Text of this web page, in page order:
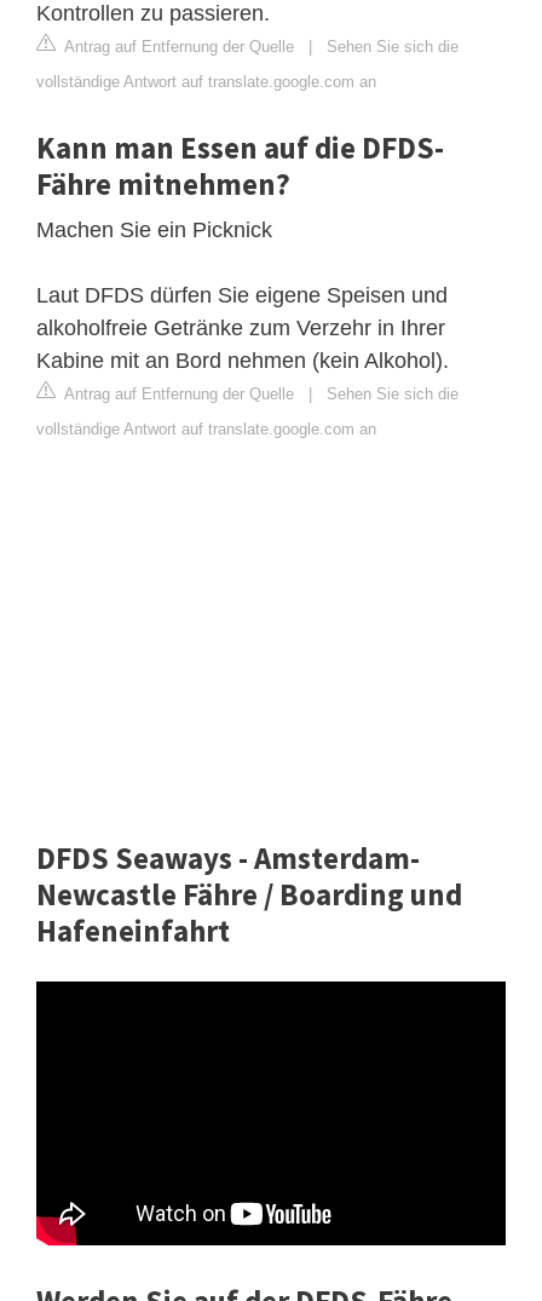
Kontrollen zu passieren.
Antrag auf Entfernung der Quelle
Sehen Sie sich die
vollständige Antwort auf translate.google.com an
Kann man Essen auf die DFDS-
Fähre mitnehmen?
Machen Sie ein Picknick
Laut DFDS dürfen Sie eigene Speisen und
alkoholfreie Getränke zum Verzehr in Ihrer
Kabine mit an Bord nehmen (kein Alkohol).
Antrag auf Entfernung der Quelle
Sehen Sie sich die
vollständige Antwort auf translate.google.com an
DFDS Seaways - Amsterdam-
Newcastle Fähre / Boarding und
Hafeneinfahrt